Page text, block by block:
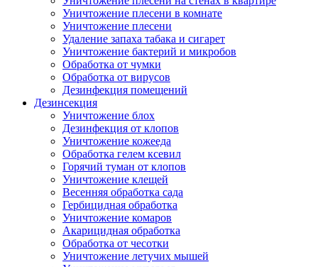
Уничтожение плесени в комнате
Уничтожение плесени
Удаление запаха табака и сигарет
Уничтожение бактерий и микробов
Обработка от чумки
Обработка от вирусов
Дезинфекция помещений
Дезинсекция
Уничтожение блох
Дезинфекция от клопов
Уничтожение кожееда
Обработка гелем ксевил
Горячий туман от клопов
Уничтожение клещей
Весенняя обработка сада
Гербицидная обработка
Уничтожение комаров
Акарицидная обработка
Обработка от чесотки
Уничтожение летучих мышей